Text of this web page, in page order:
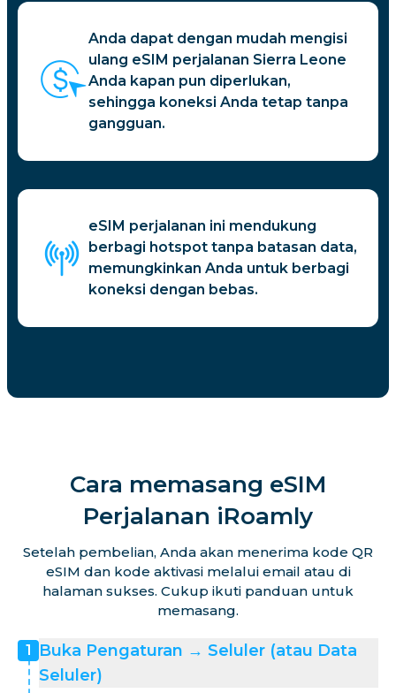
Anda dapat dengan mudah mengisi
ulang eSIM perjalanan Sierra Leone
Anda kapan pun diperlukan,
sehingga koneksi Anda tetap tanpa
gangguan.
eSIM perjalanan ini mendukung
berbagi hotspot tanpa batasan data,
memungkinkan Anda untuk berbagi
koneksi dengan bebas.
Cara memasang eSIM
Perjalanan iRoamly
Setelah pembelian, Anda akan menerima kode QR
eSIM dan kode aktivasi melalui email atau di
halaman sukses. Cukup ikuti panduan untuk
memasang.
1
Buka Pengaturan → Seluler (atau Data
Seluler)